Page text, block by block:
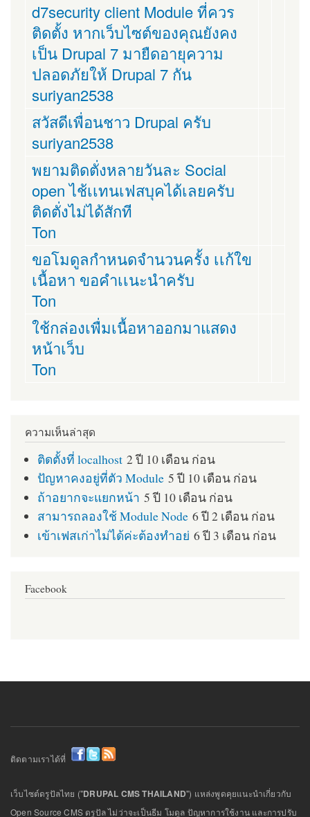
d7security client Module ที่ควร
ติดตั้ง หากเว็บไซต์ของคุณยังคง
เป็น Drupal 7 มายืดอายุความ
ปลอดภัยให้ Drupal 7 กัน
suriyan2538
สวัสดีเพื่อนชาว Drupal ครับ
suriyan2538
พยามติดตั่งหลายวันละ Social
open ไช้เเทนเฟสบุคได้เลยครับ
ติดตั่งไม่ได้สักที
Ton
ขอโมดูลกำหนดจำนวนครั้ง เเก้ใข
เนื้อหา ขอคำเเนะนำครับ
Ton
ใช้กล่องเพื่มเนื้อหาออกมาแสดง
หน้าเว็บ
Ton
ความเห็นล่าสุด
ติดตั้งที่ localhost 2 ปี 10 เดือน ก่อน
ปัญหาคงอยู่ที่ตัว Module 5 ปี 10 เดือน ก่อน
ถ้าอยากจะแยกหน้า 5 ปี 10 เดือน ก่อน
สามารถลองใช้ Module Node 6 ปี 2 เดือน ก่อน
เข้าเฟสเก่าไม่ได้ค่ะต้องทำอย่ 6 ปี 3 เดือน ก่อน
Facebook
ติดตามเราได้ที่
เว็บไซต์ดรูปัลไทย ("DRUPAL CMS THAILAND") แหล่งพูดคุยแนะนำเกี่ยวกับ
Open Source CMS ดรูปัล ไม่ว่าจะเป็นธีม โมดูล ปัญหาการใช้งาน และการปรับ